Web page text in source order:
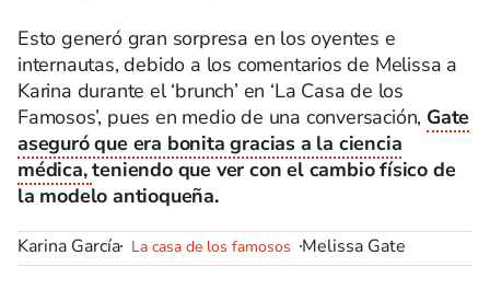
Esto generó gran sorpresa en los oyentes e
internautas, debido a los comentarios de Melissa a
Karina durante el ‘brunch’ en ‘La Casa de los
Famosos’, pues en medio de una conversación, Gate
aseguró que era bonita gracias a la ciencia
médica,teniendo que ver con el cambio físico de
la modelo antioqueña.
Karina García La casa de los famosos Melissa Gate